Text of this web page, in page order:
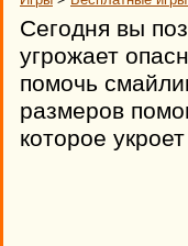
Сегодня вы
угрожает
помочь
размеров
которое